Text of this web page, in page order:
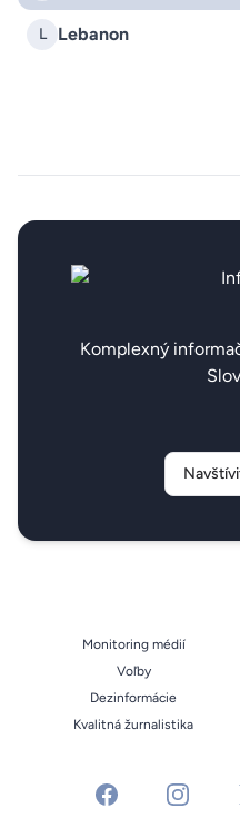
L Lebanon
Komplexný
Monitoring médií
Voľby
Dezinformácie
Kvalitná žurnalistika
facebook instagram